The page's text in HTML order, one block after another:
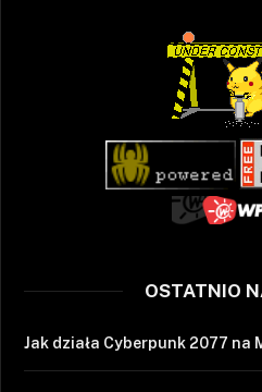
OSTATNIO
Jak działa Cyberpunk 2077 na